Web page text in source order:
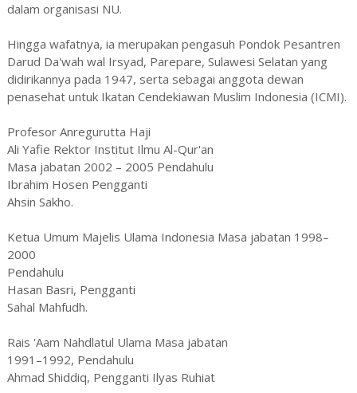
dalam organisasi NU.
Hingga wafatnya, ia merupakan pengasuh Pondok Pesantren
Darud Da'wah wal Irsyad, Parepare, Sulawesi Selatan yang
didirikannya pada 1947, serta sebagai anggota dewan
penasehat untuk Ikatan Cendekiawan Muslim Indonesia (ICMI).
Profesor Anregurutta Haji
Ali Yafie Rektor Institut Ilmu Al-Qur'an
Masa jabatan 2002 – 2005 Pendahulu
Ibrahim Hosen Pengganti
Ahsin Sakho.
Ketua Umum Majelis Ulama Indonesia Masa jabatan 1998–
2000
Pendahulu
Hasan Basri, Pengganti
Sahal Mahfudh.
Rais 'Aam Nahdlatul Ulama Masa jabatan
1991–1992, Pendahulu
Ahmad Shiddiq, Pengganti Ilyas Ruhiat